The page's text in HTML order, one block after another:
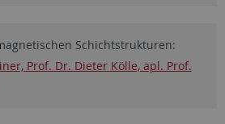
Schichtstrukturen:
Prof. Dr. Dieter Kölle, apl. Prof.